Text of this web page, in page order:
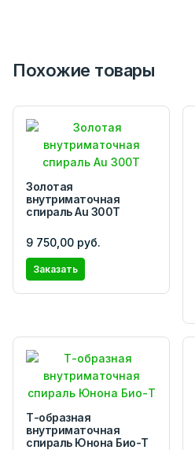
Похожие товары
Золотая
внутриматочная
спираль Au 300Т
9 750,00 руб.
Заказать
Т-образная
внутриматочная
спираль Юнона Био-Т